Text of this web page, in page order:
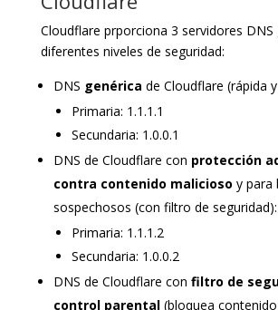
Cloudflare prporciona 3 servidores
diferentes niveles de seguridad:
DNS genérica de Cloudflare (rápida
Primaria: 1.1.1.1
Secundaria: 1.0.0.1
DNS de Cloudflare con protección
contra contenido malicioso y para
sospechosos (con filtro de seguridad):
Primaria: 1.1.1.2
Secundaria: 1.0.0.2
DNS de Cloudflare con filtro de
control parental(bloquea